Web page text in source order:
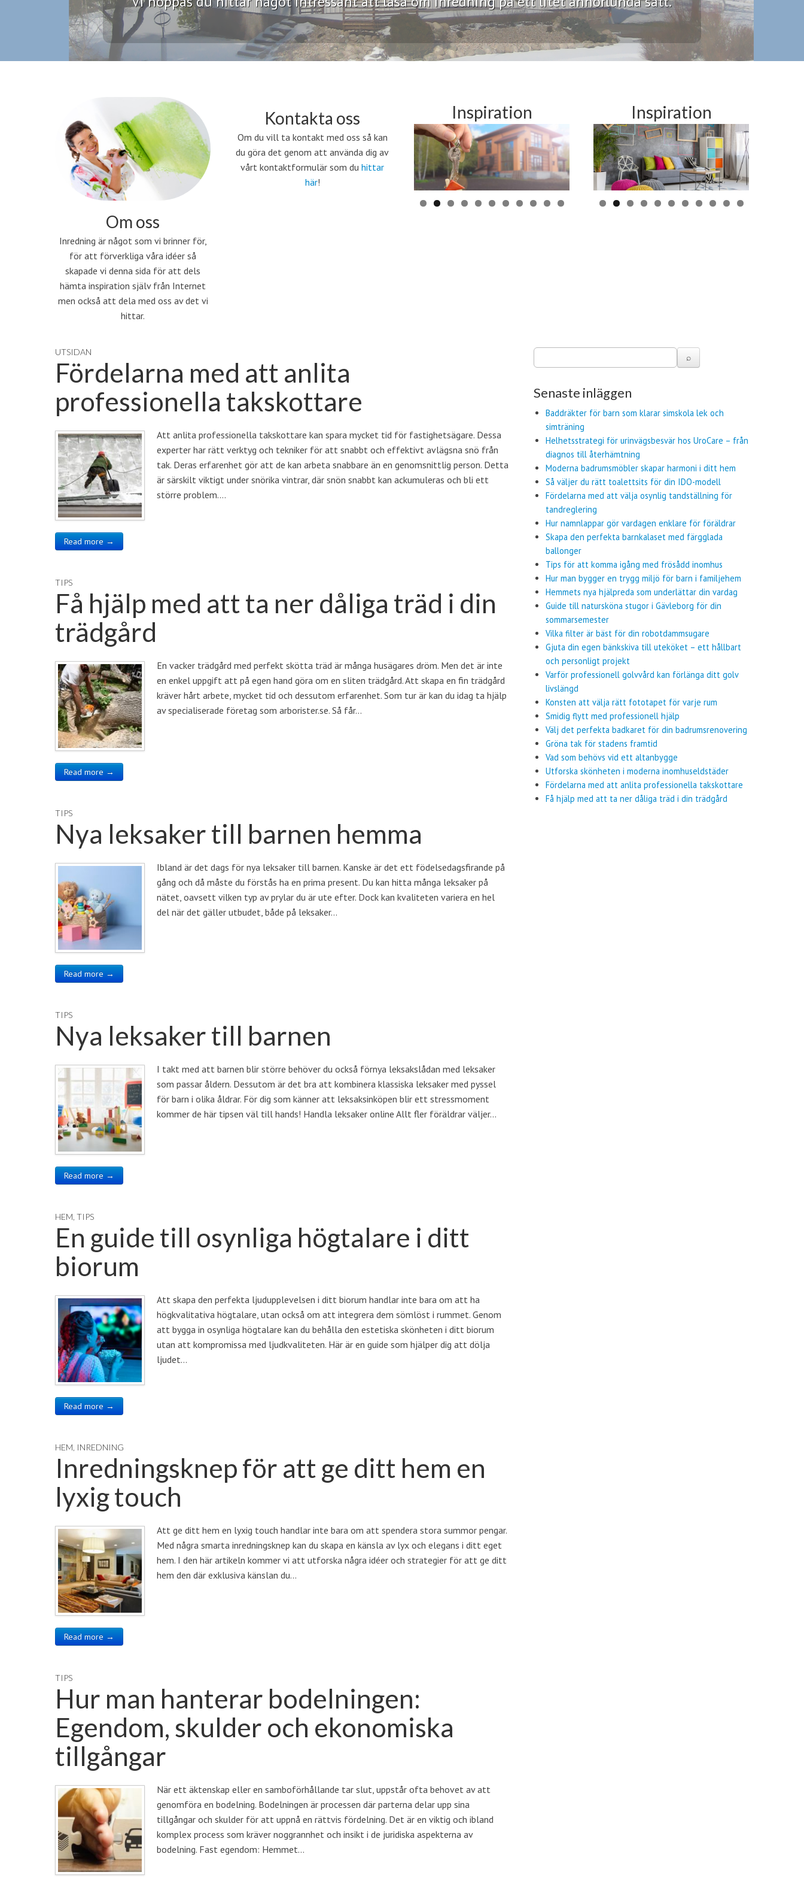
Om oss
Inredning är något som vi brinner för,
för att förverkliga våra idéer så
skapade vi denna sida för att dels
hämta inspiration själv från Internet
men också att dela med oss av det vi
hittar.
Kontakta oss
Om du vill ta kontakt med oss så kan
du göra det genom att använda dig av
vårt kontaktformulär som du hittar
här!
Inspiration Inspiration
UTSIDAN
Fördelarna med att anlita
professionella takskottare
Att anlita professionella takskottare kan spara mycket tid för fastighetsägare. Dessa
experter har rätt verktyg och tekniker för att snabbt och effektivt avlägsna snö från
tak. Deras erfarenhet gör att de kan arbeta snabbare än en genomsnittlig person. Detta
är särskilt viktigt under snörika vintrar, där snön snabbt kan ackumuleras och bli ett
större problem.…
Read more →
TIPS
Få hjälp med att ta ner dåliga träd i din
trädgård
En vacker trädgård med perfekt skötta träd är många husägares dröm. Men det är inte
en enkel uppgift att på egen hand göra om en sliten trädgård. Att skapa en fin trädgård
kräver hårt arbete, mycket tid och dessutom erfarenhet. Som tur är kan du idag ta hjälp
av specialiserade företag som arborister.se. Så får…
Read more →
TIPS
Nya leksaker till barnen hemma
Ibland är det dags för nya leksaker till barnen. Kanske är det ett födelsedagsfirande på
gång och då måste du förstås ha en prima present. Du kan hitta många leksaker på
nätet, oavsett vilken typ av prylar du är ute efter. Dock kan kvaliteten variera en hel
del när det gäller utbudet, både på leksaker…
Read more →
TIPS
Nya leksaker till barnen
I takt med att barnen blir större behöver du också förnya leksakslådan med leksaker
som passar åldern. Dessutom är det bra att kombinera klassiska leksaker med pyssel
för barn i olika åldrar. För dig som känner att leksaksinköpen blir ett stressmoment
kommer de här tipsen väl till hands! Handla leksaker online Allt fler föräldrar väljer…
Read more →
HEM TIPS
En guide till osynliga högtalare i ditt
biorum
Att skapa den perfekta ljudupplevelsen i ditt biorum handlar inte bara om att ha
högkvalitativa högtalare, utan också om att integrera dem sömlöst i rummet. Genom
att bygga in osynliga högtalare kan du behålla den estetiska skönheten i ditt biorum
utan att kompromissa med ljudkvaliteten. Här är en guide som hjälper dig att dölja
ljudet…
Read more →
HEM INREDNING
Inredningsknep för att ge ditt hem en
lyxig touch
Att ge ditt hem en lyxig touch handlar inte bara om att spendera stora summor pengar.
Med några smarta inredningsknep kan du skapa en känsla av lyx och elegans i ditt eget
hem. I den här artikeln kommer vi att utforska några idéer och strategier för att ge ditt
hem den där exklusiva känslan du…
Read more →
TIPS
Hur man hanterar bodelningen:
Egendom, skulder och ekonomiska
tillgångar
När ett äktenskap eller en samboförhållande tar slut, uppstår ofta behovet av att
genomföra en bodelning. Bodelningen är processen där parterna delar upp sina
tillgångar och skulder för att uppnå en rättvis fördelning. Det är en viktig och ibland
komplex process som kräver noggrannhet och insikt i de juridiska aspekterna av
bodelning. Fast egendom: Hemmet…
Senaste inläggen
Baddräkter för barn som klarar simskola lek och
simträning
Helhetsstrategi för urinvägsbesvär hos UroCare – från
diagnos till återhämtning
Moderna badrumsmöbler skapar harmoni i ditt hem
Så väljer du rätt toalettsits för din IDO-modell
Fördelarna med att välja osynlig tandställning för
tandreglering
Hur namnlappar gör vardagen enklare för föräldrar
Skapa den perfekta barnkalaset med färgglada
ballonger
Tips för att komma igång med frösådd inomhus
Hur man bygger en trygg miljö för barn i familjehem
Hemmets nya hjälpreda som underlättar din vardag
Guide till natursköna stugor i Gävleborg för din
sommarsemester
Vilka filter är bäst för din robotdammsugare
Gjuta din egen bänkskiva till uteköket – ett hållbart
och personligt projekt
Varför professionell golvvård kan förlänga ditt golv
livslängd
Konsten att välja rätt fototapet för varje rum
Smidig flytt med professionell hjälp
Välj det perfekta badkaret för din badrumsrenovering
Gröna tak för stadens framtid
Vad som behövs vid ett altanbygge
Utforska skönheten i moderna inomhuseldstäder
Fördelarna med att anlita professionella takskottare
Få hjälp med att ta ner dåliga träd i din trädgård